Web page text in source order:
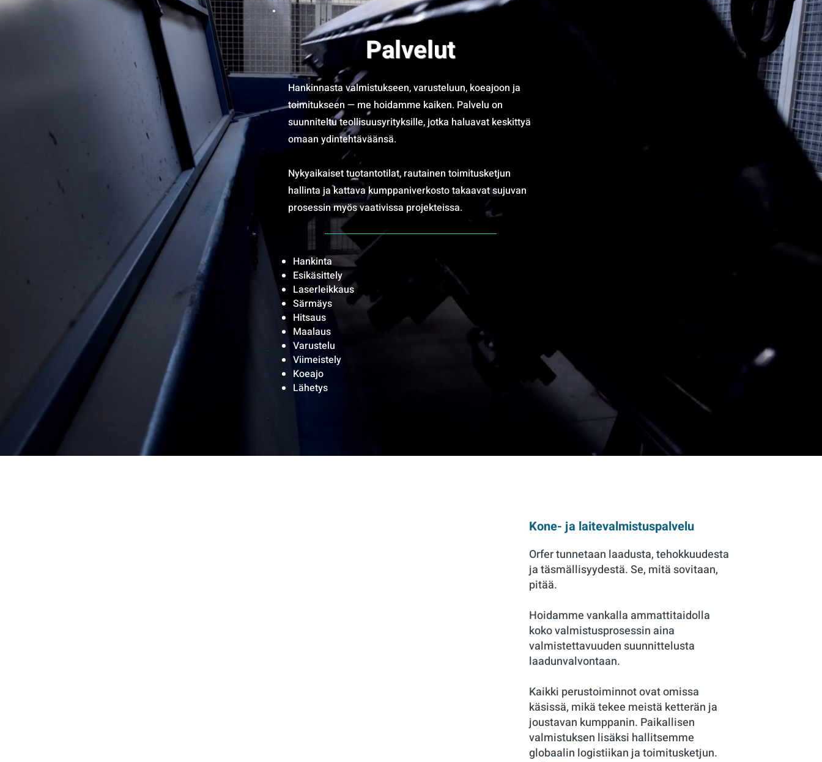
Palvelut
Hankinnasta valmistukseen, varusteluun, koeajoon ja
toimitukseen — me hoidamme kaiken. Palvelu on
suunniteltu teollisuusyrityksille, jotka haluavat keskittyä
omaan ydintehtäväänsä.
Nykyaikaiset tuotantotilat, rautainen toimitusketjun
hallinta ja kattava kumppaniverkosto takaavat sujuvan
prosessin myös vaativissa projekteissa.
Hankinta
Esikäsittely
Laserleikkaus
Särmäys
Hitsaus
Maalaus
Varustelu
Viimeistely
Koeajo
Lähetys
Kone- ja laitevalmistuspalvelu
Orfer tunnetaan laadusta, tehokkuudesta
ja täsmällisyydestä. Se, mitä sovitaan,
pitää.
Hoidamme vankalla ammattitaidolla
koko valmistusprosessin aina
valmistettavuuden suunnittelusta
laadunvalvontaan.
Kaikki perustoiminnot ovat omissa
käsissä, mikä tekee meistä ketterän ja
joustavan kumppanin. Paikallisen
valmistuksen lisäksi hallitsemme
globaalin logistiikan ja toimitusketjun.